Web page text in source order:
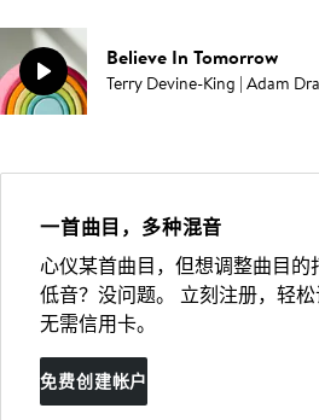
Believe In Tomorrow
Terry Devine-King | Adam
一首曲目，多种混音
心仪某首曲目，但想调整曲目的
低音？没问题。 立刻注册，轻松
无需信用卡。
免费创建帐户